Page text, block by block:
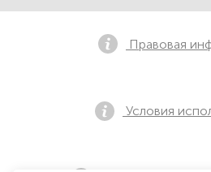
Правовая
Условия